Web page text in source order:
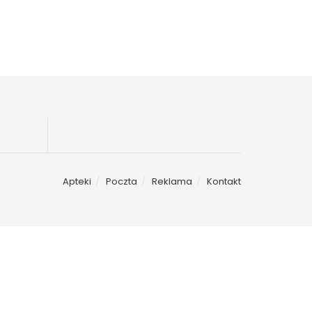
Apteki Poczta Reklama Kontakt